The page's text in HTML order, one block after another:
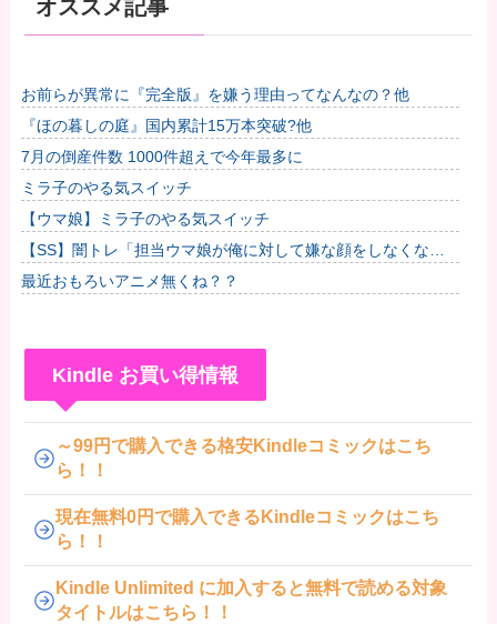
オススメ記事
お前らが異常に『完全版』を嫌う理由ってなんなの？他
『ほの暮しの庭』国内累計15万本突破?他
7月の倒産件数 1000件超えで今年最多に
ミラ子のやる気スイッチ
【ウマ娘】ミラ子のやる気スイッチ
【SS】闇トレ「担当ウマ娘が俺に対して嫌な顔をしなくなっ
たので、言葉責めをすることで身の毛がよだつ思いをしてもら
うことに...
最近おもろいアニメ無くね？？
Kindle お買い得情報
～99円で購入できる格安Kindleコミックはこち
ら！！
現在無料0円で購入できるKindleコミックはこち
ら！！
Kindle Unlimited に加入すると無料で読める対象
タイトルはこちら！！